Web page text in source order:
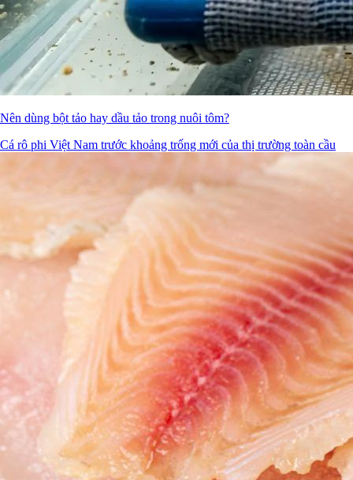
Nên dùng bột tảo hay dầu tảo trong nuôi tôm?
Cá rô phi Việt Nam trước khoảng trống mới của thị trường toàn cầu